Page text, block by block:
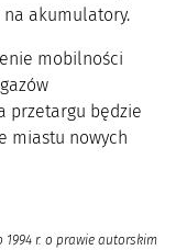
akumulatory.
mobilności
przetargu będzie
miastu nowych
r. o prawie autorskim